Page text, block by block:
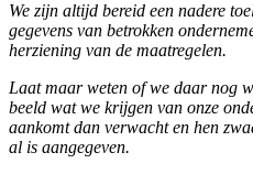
We zijn altijd bereid een nadere
gegevens van betrokken
herziening van de maatregelen.
Laat maar weten of we daar nog
beeld wat we krijgen van onze
aankomt dan verwacht en hen
al is aangegeven.